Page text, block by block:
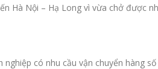
Hà Nội – Hạ Long vì vừa chở được
có nhu cầu vận chuyển hàng